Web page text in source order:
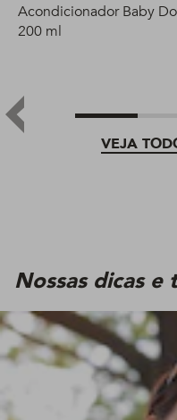
VEJA
Acondicionador Baby
200 ml
Nossas dicas e